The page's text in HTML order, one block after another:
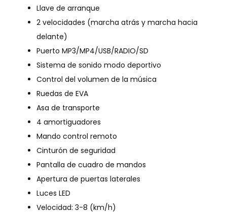
Llave de arranque
2 velocidades (marcha atrás y marcha hacia
delante)
Puerto MP3/MP4/USB/RADIO/SD
Sistema de sonido modo deportivo
Control del volumen de la música
Ruedas de EVA
Asa de transporte
4 amortiguadores
Mando control remoto
Cinturón de seguridad
Pantalla de cuadro de mandos
Apertura de puertas laterales
Luces LED
Velocidad: 3-8 (km/h)